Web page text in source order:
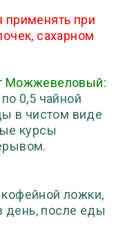
применять при
сахарном
Можжевеловый:
0,5 чайной
в чистом виде
курсы
кофейной ложки,
день, после еды